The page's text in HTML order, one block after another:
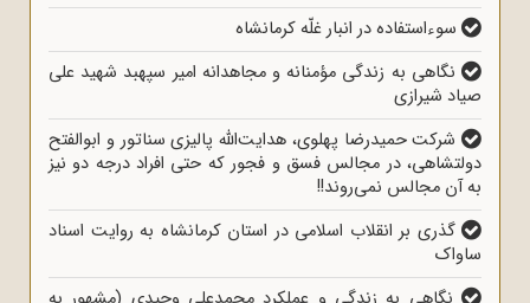
سوءاستفاده در انبار غلّه کرمانشاه
نگاهی به زندگی مؤمنانه و مجاهدانه امیر سپهبد شهید علی
صیاد شیرازی
شرکت حمیدرضا پهلوی، هدایت‌الله پالیزی سناتور و ابوالفتح
دولتشاهی، در مجالس فسق و فجور که حتی افراد درجه دو نیز
به آن مجالس نمی‌روند!!
گذری بر انقلاب اسلامی در استان کرمانشاه به روایت اسناد
ساواک